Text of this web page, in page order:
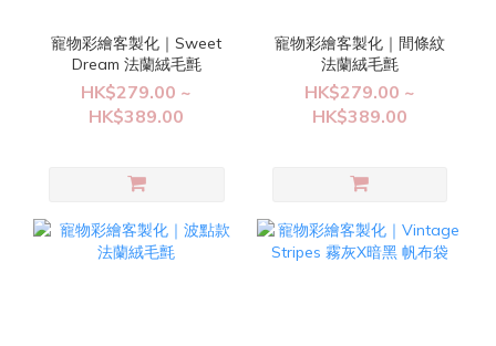
寵物彩繪客製化｜Sweet
Dream 法蘭絨毛氈
HK$279.00 ~
HK$389.00
寵物彩繪客製化｜間條紋
法蘭絨毛氈
HK$279.00 ~
HK$389.00